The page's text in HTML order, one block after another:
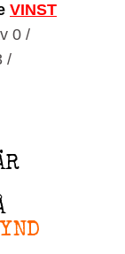
VINST
0 /
/